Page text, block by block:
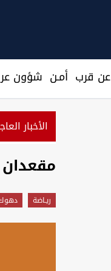
عن قرب أمـن شؤون
الأخبار
مقعدان
ريـاضة